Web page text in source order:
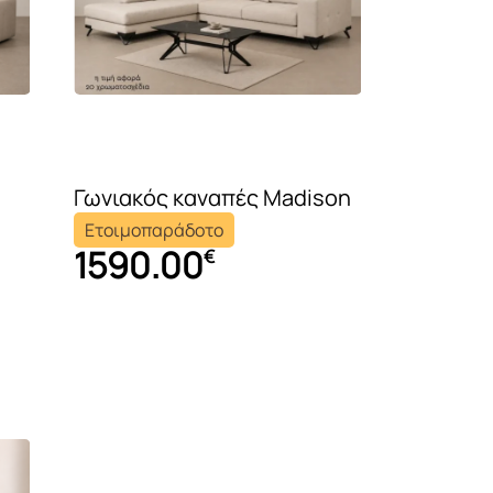
–
Γωνιακός καναπές Madison
Ετοιμοπαράδοτο
1590.00€